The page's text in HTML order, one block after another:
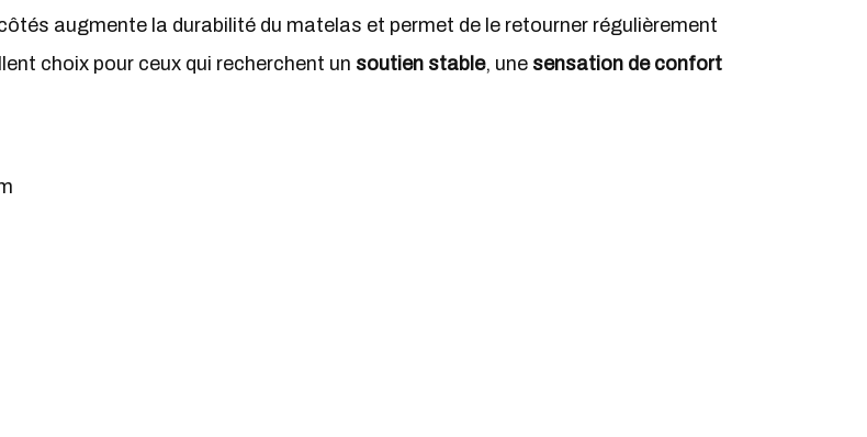
augmente la durabilité du matelas et permet de le retourner régulièrement
choix pour ceux qui recherchent un soutien stable, une sensation de confort